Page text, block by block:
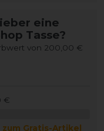
eine
Tasse?
von 200,00 €
€
Gratis-Artikel